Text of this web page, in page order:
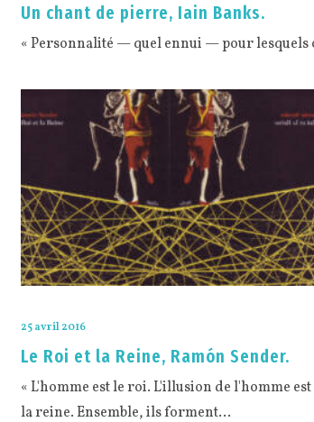
Un chant de pierre, Iain Banks.
« Personnalité — quel ennui — pour lesquels
25 avril 2016
Le Roi et la Reine, Ramón Sender.
« L'homme est le roi. L'illusion de l'homme est
la reine. Ensemble, ils forment…